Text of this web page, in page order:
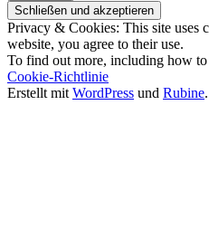
Privacy & Cookies: This site uses
website, you agree to their use.
To find out more, including how to
Cookie-Richtlinie
Erstellt mitWordPress und Rubine.